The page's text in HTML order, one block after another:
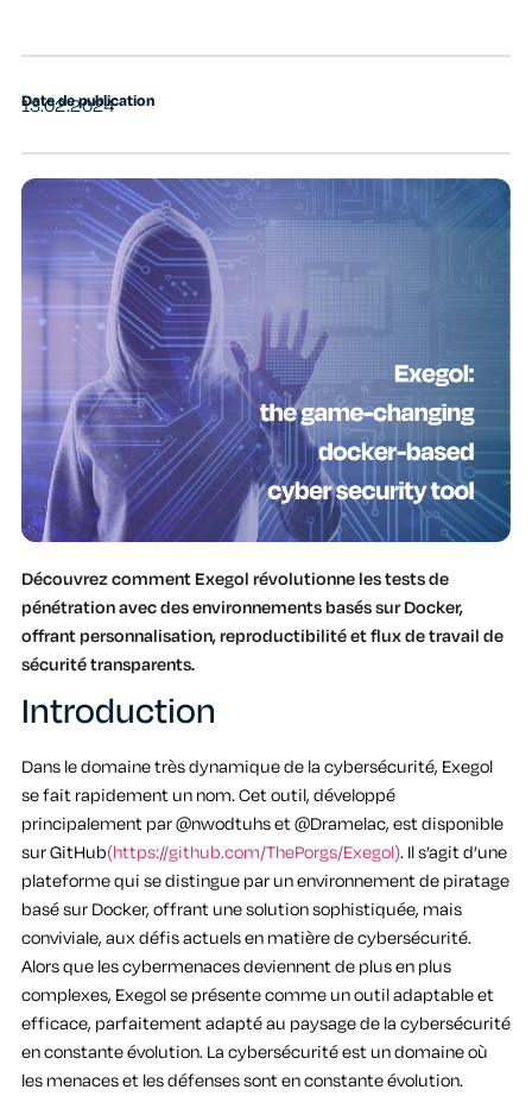
Date de publication
13.02.2024
Découvrez comment Exegol révolutionne les tests de
pénétration avec des environnements basés sur Docker,
offrant personnalisation, reproductibilité et flux de travail de
sécurité transparents.
Introduction
Dans le domaine très dynamique de la cybersécurité, Exegol
se fait rapidement un nom. Cet outil, développé
principalement par @nwodtuhs et @Dramelac, est disponible
sur GitHub(https://github.com/ThePorgs/Exegol). Il s’agit d’une
plateforme qui se distingue par un environnement de piratage
basé sur Docker, offrant une solution sophistiquée, mais
conviviale, aux défis actuels en matière de cybersécurité.
Alors que les cybermenaces deviennent de plus en plus
complexes, Exegol se présente comme un outil adaptable et
efficace, parfaitement adapté au paysage de la cybersécurité
en constante évolution. La cybersécurité est un domaine où
les menaces et les défenses sont en constante évolution.